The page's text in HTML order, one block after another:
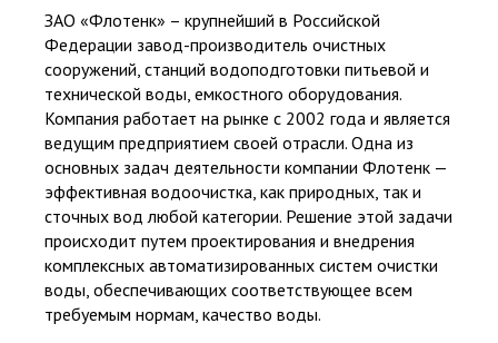
Суммарный опыт сертифицированных специалистов более 200 лет
Популярные товары
Био Станции Пластиковые септики
Емкости Погреба. Кессоны
ЗАО «Флотенк» – крупнейший в Российской
Федерации завод-производитель очистных
сооружений, станций водоподготовки питьевой и
технической воды, емкостного оборудования.
Компания работает на рынке с 2002 года и является
ведущим предприятием своей отрасли. Одна из
основных задач деятельности компании Флотенк —
эффективная водоочистка, как природных, так и
сточных вод любой категории. Решение этой задачи
происходит путем проектирования и внедрения
комплексных автоматизированных систем очистки
воды, обеспечивающих соответствующее всем
требуемым нормам, качество воды.